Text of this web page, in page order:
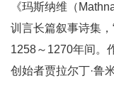
《玛斯纳维（
训言长篇叙事诗集，
1258～1270年间。
创始者贾拉尔丁·鲁